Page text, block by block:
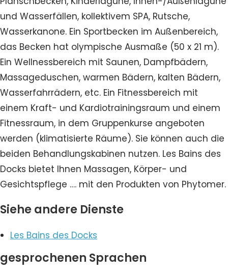
und Wasserfällen, kollektivem SPA, Rutsche,
Wasserkanone. Ein Sportbecken im Außenbereich,
das Becken hat olympische Ausmaße (50 x 21 m).
Ein Wellnessbereich mit Saunen, Dampfbädern,
Massageduschen, warmen Bädern, kalten Bädern,
Wasserfahrrädern, etc. Ein Fitnessbereich mit
einem Kraft- und Kardiotrainingsraum und einem
Fitnessraum, in dem Gruppenkurse angeboten
werden (klimatisierte Räume). Sie können auch die
beiden Behandlungskabinen nutzen. Les Bains des
Docks bietet Ihnen Massagen, Körper- und
Gesichtspflege …. mit den Produkten von Phytomer.
Siehe andere Dienste
Les Bains des Docks
gesprochenen Sprachen